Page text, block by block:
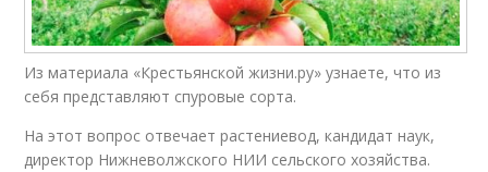
Из материала «Крестьянской жизни.ру» узнаете, что из
себя представляют спуровые сорта.
На этот вопрос отвечает растениевод, кандидат наук,
директор Нижневолжского НИИ сельского хозяйства.